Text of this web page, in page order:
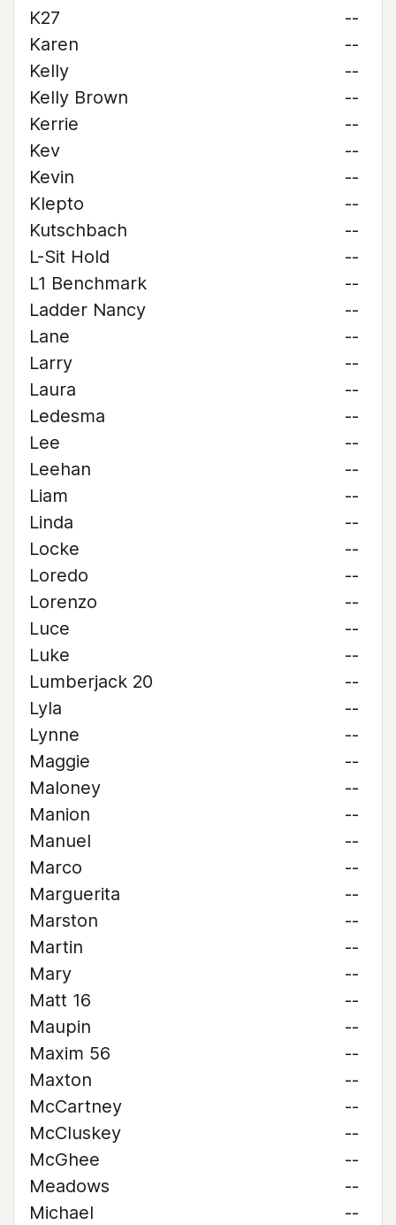
K27
--
Karen
--
Kelly
--
Kelly Brown
--
Kerrie
--
Kev
--
Kevin
--
Klepto
--
Kutschbach
--
L-Sit Hold
--
L1 Benchmark
--
Ladder Nancy
--
Lane
--
Larry
--
Laura
--
Ledesma
--
Lee
--
Leehan
--
Liam
--
Linda
--
Locke
--
Loredo
--
Lorenzo
--
Luce
--
Luke
--
Lumberjack 20
--
Lyla
--
Lynne
--
Maggie
--
Maloney
--
Manion
--
Manuel
--
Marco
--
Marguerita
--
Marston
--
Martin
--
Mary
--
Matt 16
--
Maupin
--
Maxim 56
--
Maxton
--
McCartney
--
McCluskey
--
McGhee
--
Meadows
--
Michael
--